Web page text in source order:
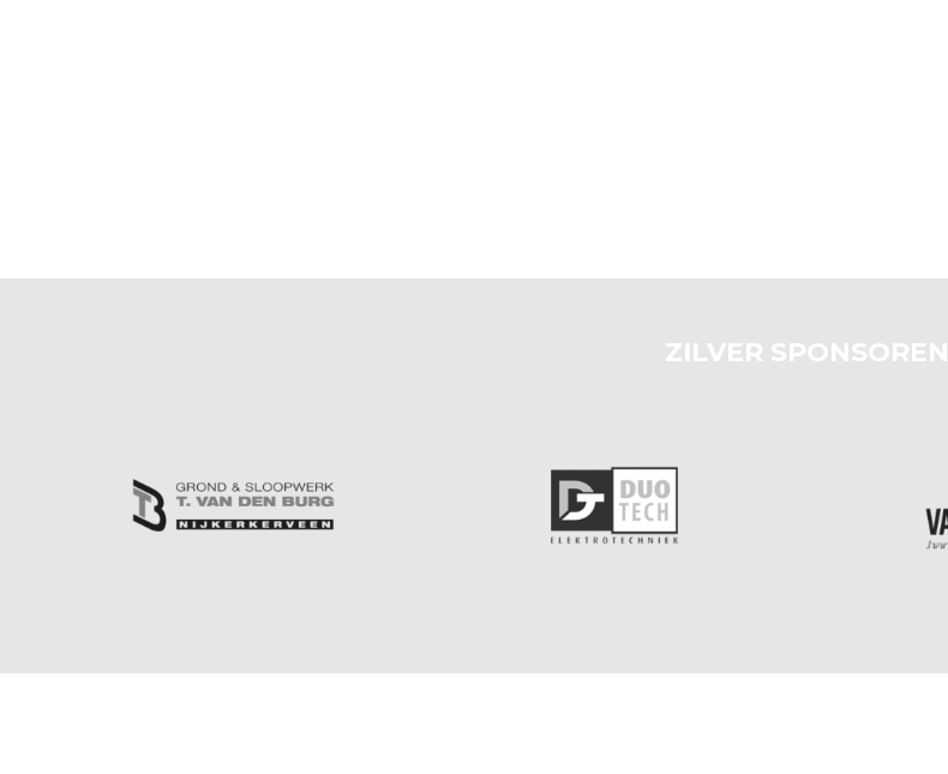
ZILVER SPONSOREN